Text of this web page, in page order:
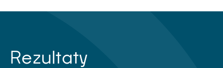
Rezultaty